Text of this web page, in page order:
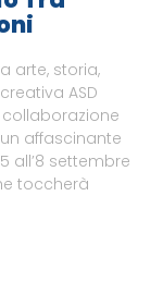
arte, storia,
ASD
collaborazione
affascinante
all’8 settembre
toccherà